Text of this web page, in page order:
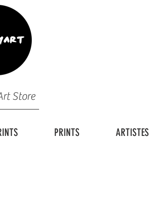
Store
PRINTS ARTISTES